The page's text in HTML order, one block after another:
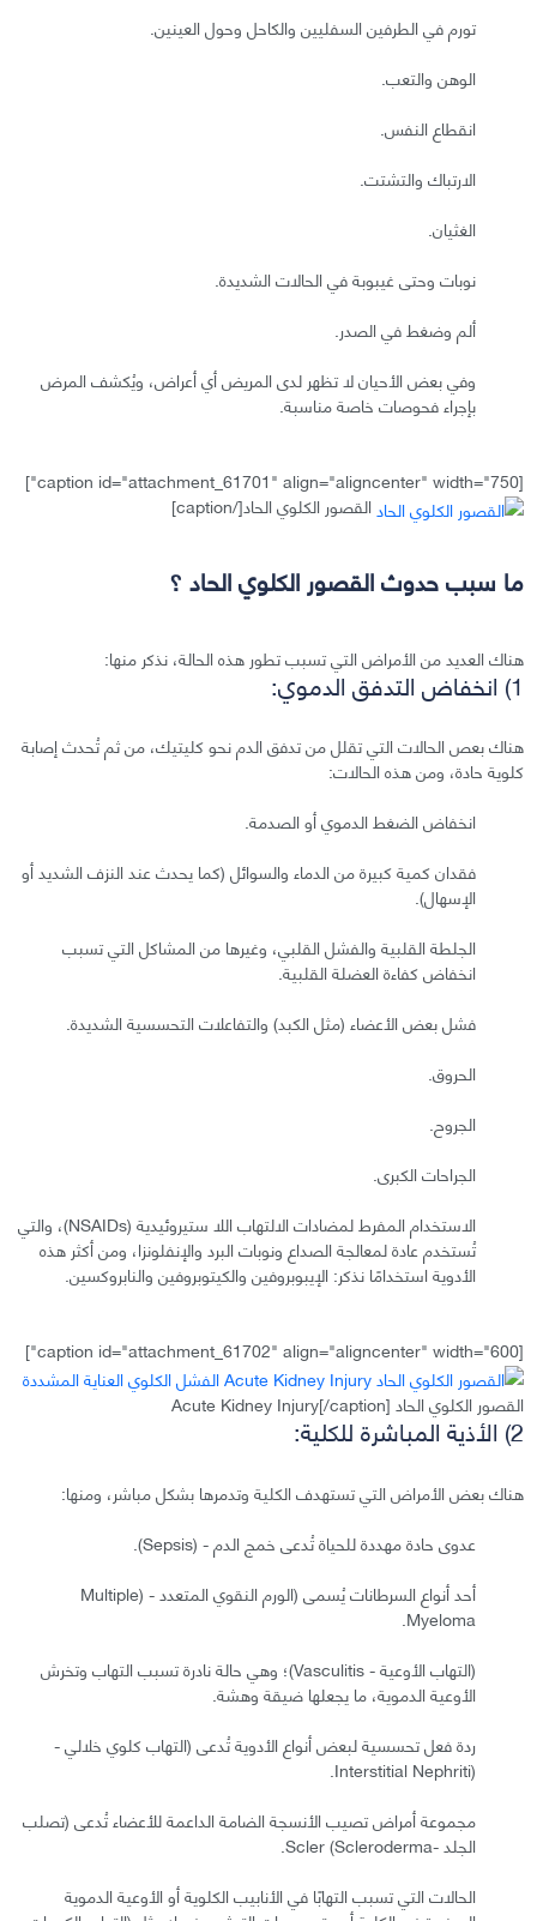
تورم في الطرفين السفليين والكاحل وحول العينين.
الوهن والتعب.
انقطاع النفس.
الارتباك والتشتت.
الغثيان.
نوبات وحتى غيبوبة في الحالات الشديدة.
ألم وضغط في الصدر.
وفي بعض الأحيان لا تظهر لدى المريض أي أعراض، ويُكشف المرض
بإجراء فحوصات خاصة مناسبة.
[caption id="attachment_61701" align="aligncenter" width="750"]
القصور الكلوي الحاد[/caption]
ما سبب حدوث القصور الكلوي الحاد ؟
هناك العديد من الأمراض التي تسبب تطور هذه الحالة، نذكر منها:
1) انخفاض التدفق الدموي:
هناك بعص الحالات التي تقلل من تدفق الدم نحو كليتيك، من ثم تُحدث إصابة
كلوية حادة، ومن هذه الحالات:
انخفاض الضغط الدموي أو الصدمة.
فقدان كمية كبيرة من الدماء والسوائل (كما يحدث عند النزف الشديد أو
الإسهال).
الجلطة القلبية والفشل القلبي، وغيرها من المشاكل التي تسبب
انخفاض كفاءة العضلة القلبية.
فشل بعض الأعضاء (مثل الكبد) والتفاعلات التحسسية الشديدة.
الحروق.
الجروح.
الجراحات الكبرى.
الاستخدام المفرط لمضادات الالتهاب اللا ستيروئيدية (NSAIDs)، والتي
تُستخدم عادة لمعالجة الصداع ونوبات البرد والإنفلونزا، ومن أكثر هذه
الأدوية استخدامًا نذكر: الإيبوبروفين والكيتوبروفين والنابروكسين.
[caption id="attachment_61702" align="aligncenter" width="600"]
القصور الكلوي الحاد Acute Kidney Injury[/caption]
2) الأذية المباشرة للكلية:
هناك بعض الأمراض التي تستهدف الكلية وتدمرها بشكل مباشر، ومنها:
عدوى حادة مهددة للحياة تُدعى خمج الدم - (Sepsis).
أحد أنواع السرطانات يُسمى (الورم النقوي المتعدد - (Multiple
Myeloma.
(التهاب الأوعية - Vasculitis)؛ وهي حالة نادرة تسبب التهاب وتخرش
الأوعية الدموية، ما يجعلها ضيقة وهشة.
ردة فعل تحسسية لبعض أنواع الأدوية تُدعى (التهاب كلوي خلالي -
(Interstitial Nephriti.
مجموعة أمراض تصيب الأنسجة الضامة الداعمة للأعضاء تُدعى (تصلب
الجلد -Scler (Scleroderma.
الحالات التي تسبب التهابًا في الأنابيب الكلوية أو الأوعية الدموية